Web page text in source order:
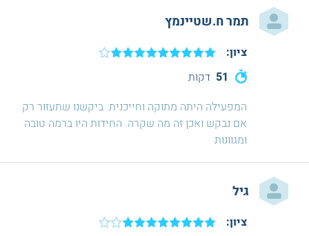
תמר ח.שטיינמץ
51 דקות
ציון:
המפעילה היתה מתוקה וחייכנית. ביקשנו שתעזור רק
אם נבקש ואכן זה מה שקרה. החידות היו ברמה טובה
ומגוונות
גיל
ציון: